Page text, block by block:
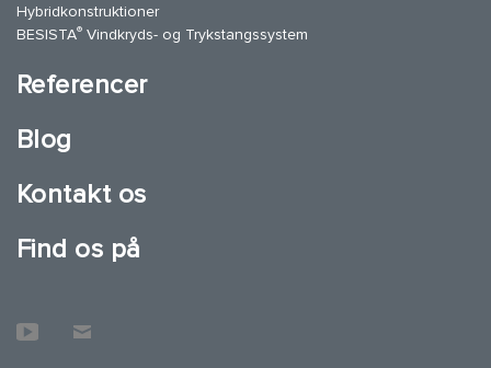
Hybridkonstruktioner
BESISTA® Vindkryds- og Trykstangssystem
Referencer
Blog
Kontakt os
Find os på